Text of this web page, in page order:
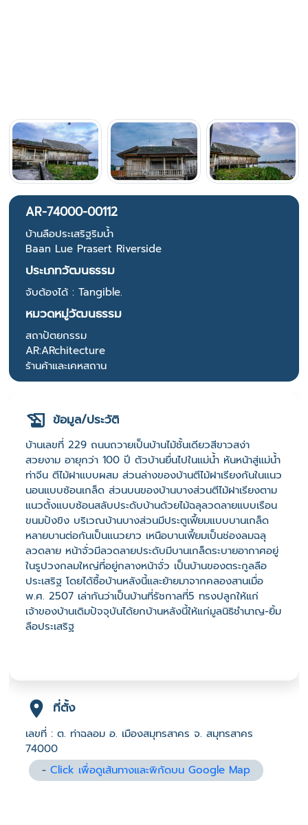
AR-74000-00112
บ้านลือประเสริฐริมน้ำ
Baan Lue Prasert Riverside
ประเภทวัฒนธรรม
จับต้องได้ : Tangible.
หมวดหมู่วัฒนธรรม
สถาปัตยกรรม
AR:ARchitecture
ร้านค้าและเคหสถาน
ข้อมูล/ประวัติ
บ้านเลขที่ 229 ถนนถวายเป็นบ้านไม้ชั้นเดียวสีขาวสง่า
สวยงาม อายุกว่า 100 ปี ตัวบ้านยื่นไปในแม่น้ำ หันหน้าสู่แม่น้ำ
ท่าจีน ตีไม้ฝาแบบผสม ส่วนล่างของบ้านตีไม้ฝาเรียงกันในแนว
นอนแบบซ้อนเกล็ด ส่วนบนของบ้านบางส่วนตีไม้ฝาเรียงตาม
แนวตั้งแบบซ้อนสลับประดับบ้านด้วยไม้ฉลุลวดลายแบบเรือน
ขนมปังขิง บริเวณบ้านบางส่วนมีประตูเฟี้ยมแบบบานเกล็ด
หลายบานต่อกันเป็นแนวยาว เหนือบานเฟี้ยมเป็นช่องลมฉลุ
ลวดลาย หน้าจั่วมีลวดลายประดับมีบานเกล็ดระบายอากาศอยู่
ในรูปวงกลมใหญ่ที่อยู่กลางหน้าจั่ว เป็นบ้านของตระกูลลือ
ประเสริฐ โดยได้ซื้อบ้านหลังนี้และย้ายมาจากคลองสานเมื่อ
พ.ศ. 2507 เล่ากันว่าเป็นบ้านที่รัชกาลที่5 ทรงปลูกให้แก่
เจ้าของบ้านเดิมปัจจุบันได้ยกบ้านหลังนี้ให้แก่มูลนิธิชำนาญ-ยิ้ม
ลือประเสริฐ
ที่ตั้ง
เลขที่ : ต. ท่าฉลอม อ. เมืองสมุทรสาคร จ. สมุทรสาคร
74000
-Click เพื่อดูเส้นทางและพิกัดบน Google Map